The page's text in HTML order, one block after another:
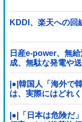
KDDI、楽天への回
日産e-power、無
成、無駄な発電や
|●|韓国人「海外で
は、実際にはどれ
ﾙ」＝韓国の反応
|●|「日本は危険だ